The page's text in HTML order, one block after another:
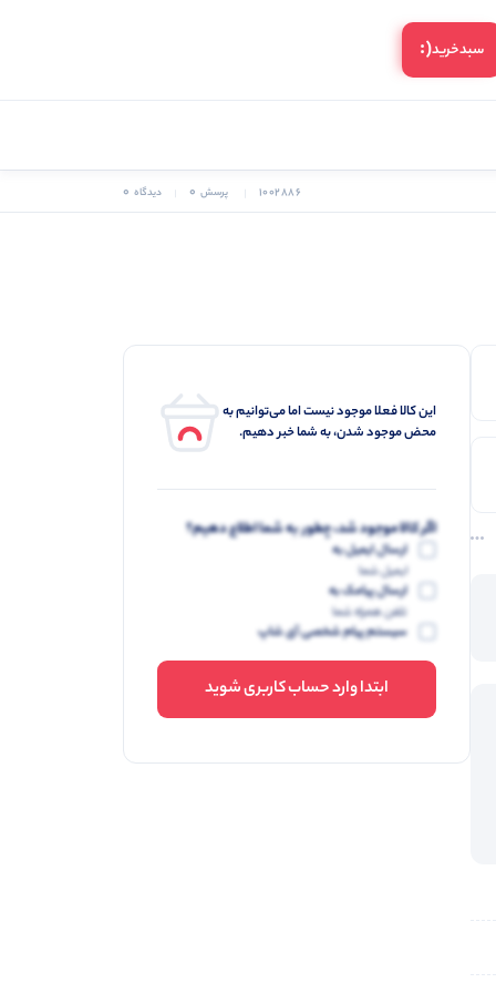
سبد‌خرید(:
1002886 پرسش 0 دیدگاه 0
این کالا فعلا موجود نیست اما می‌توانیم به
محض موجود شدن، به شما خبر دهیم.
اگر کالا موجود شد، چطور به شما اطلاع دهیم؟
ارسال ایمیل به
ایمیل شما
ارسال پیامک به
تلفن همراه شما
سیستم پیام شخصی آی شاپ
ابتدا وارد حساب کاربری شوید